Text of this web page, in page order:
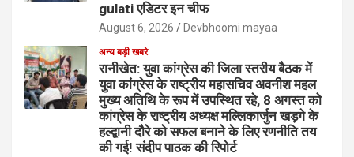
gulati एडिटर इन चीफ
August 6, 2026 Devbhoomi mayaa
अन्य बड़ी खबरे
रानीखेत: युवा कांग्रेस की जिला स्तरीय बैठक में
युवा कांग्रेस के राष्ट्रीय महासचिव अवनीश महल
मुख्य अतिथि के रूप में उपस्थित रहे, 8 अगस्त को
कांग्रेस के राष्ट्रीय अध्यक्ष मल्लिकार्जुन खड़गे के
हल्द्वानी दौरे को सफल बनाने के लिए रणनीति तय
की गई! संदीप पाठक की रिपोर्ट